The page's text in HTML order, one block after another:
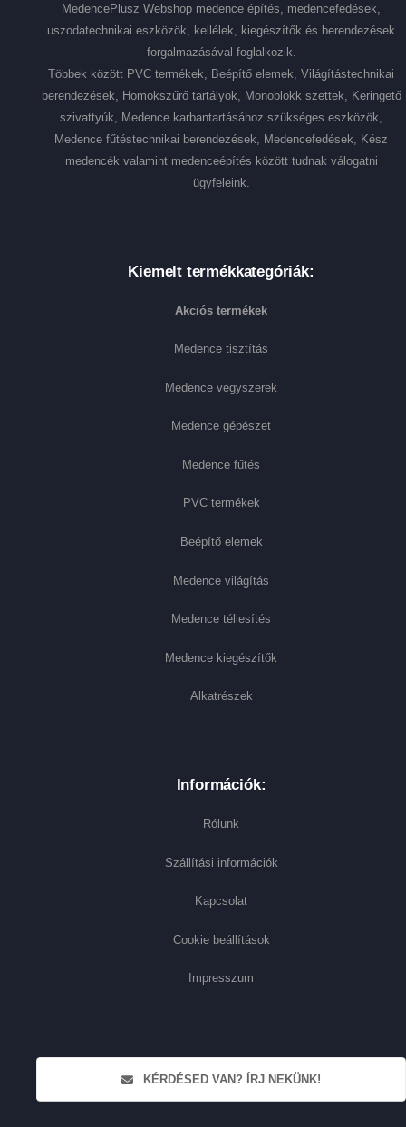
MedencePlusz Webshop medence építés, medencefedések,
uszodatechnikai eszközök, kellélek, kiegészítők és berendezések
forgalmazásával foglalkozik.
Többek között PVC termékek, Beépítő elemek, Világítástechnikai
berendezések, Homokszűrő tartályok, Monoblokk szettek, Keringető
szivattyúk, Medence karbantartásához szükséges eszközök,
Medence fűtéstechnikai berendezések, Medencefedések, Kész
medencék valamint medenceépítés között tudnak válogatni
ügyfeleink.
Kiemelt termékkategóriák:
Akciós termékek
Medence tisztítás
Medence vegyszerek
Medence gépészet
Medence fűtés
PVC termékek
Beépítő elemek
Medence világítás
Medence téliesítés
Medence kiegészítők
Alkatrészek
Információk:
Rólunk
Szállítási információk
Kapcsolat
Cookie beállítások
Impresszum
KÉRDÉSED VAN? ÍRJ NEKÜNK!